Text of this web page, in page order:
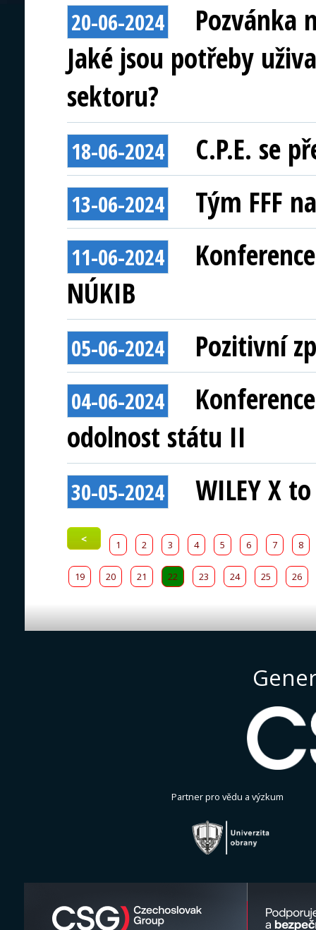
20-06-2024
Pozvánka
Jaké jsou potřeby
sektoru?
18-06-2024 C.P.E. se
13-06-2024 Tým FFF
11-06-2024
NÚKIB
05-06-2024 Pozitivní
04-06-2024
odolnost státu II
30-05-2024 WILEY X
< 1 2 3 4 5 6 7 8
19 20 21 22 23 24 25 26
Partner pro vědu a výzkum